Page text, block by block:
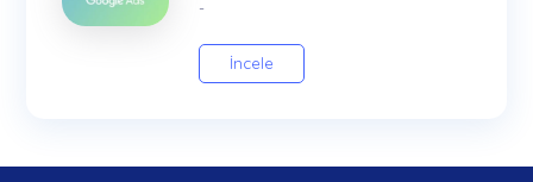
-
İncele